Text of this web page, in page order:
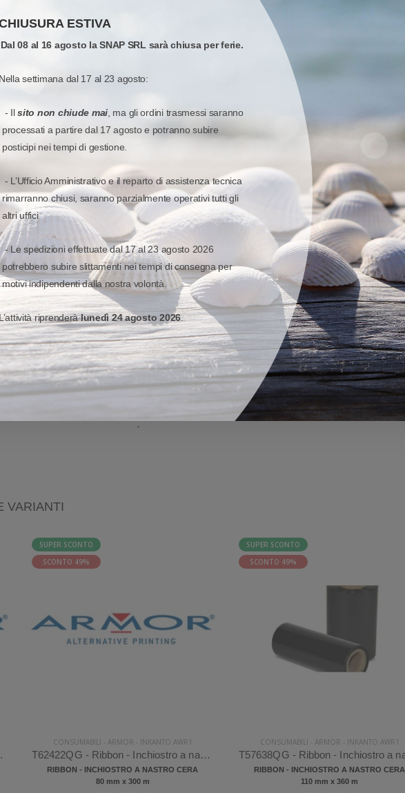
ESTIVA
Dal 08 al 16 agosto la SNAP SRL sarà chiusa per ferie.
Nella settimana dal 17 al 23 agosto:
- Ilsito non chiude mai, ma gli ordini trasmessi saranno
processati a partire dal 17 agosto e potranno subire
posticipi nei tempi di gestione.
- L’Ufficio Amministrativo e il reparto di assistenza tecnica
rimarranno chiusi, saranno parzialmente operativi tutti gli
altri uffici
- Le spedizioni effettuate dal 17 al 23 agosto 2026
potrebbero subire slittamenti nei tempi di consegna per
motivi indipendenti dalla nostra volontà.
riprenderàlunedì 24 agosto 2026.
-
Esterna
-
-
-
-
Testina piatta - Flat head
-
-
-
-
VARIANTI
AWR1 Cera
SUPER SCONTO
SCONTO 49%
CONSUMABILI - ARMOR - INKANTO AWR1
T62422QG - Ribbon - Inchiostro a nastro Armor Inkanto AWR1 Cera
RIBBON - INCHIOSTRO A NASTRO CERA
80 mm x 300 m
SUPER SCONTO
SCONTO 49%
CONSUMABILI - ARMOR - INKANTO AWR1
RIBBON - INCHIOSTRO A NASTRO CERA
110 mm x 360 m